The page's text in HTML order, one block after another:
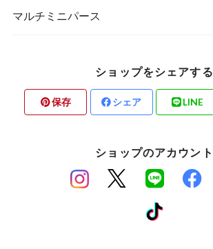
マルチミニパース
ショップをシェアする
保存 シェア LINE
ショップのアカウント